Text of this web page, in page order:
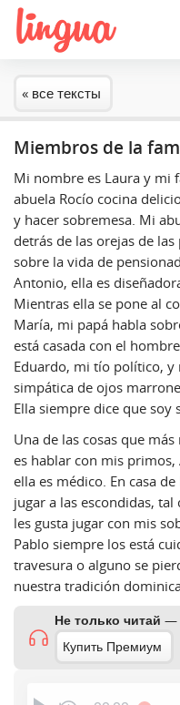
« все тексты
Miembros de la
Mi nombre es Laura y mi
abuela Rocío cocina
y hacer sobremesa. Mi
detrás de las orejas de
sobre la vida de
Antonio, ella es
Mientras ella se pone al
María, mi papá habla
está casada con el
Eduardo, mi tío político, y
simpática de ojos
Ella siempre dice que soy
Una de las cosas que
es hablar con mis
ella es médico. En casa
jugar a las escondidas,
les gusta jugar con mis
Pablo siempre los está
travesura o alguno se
nuestra tradición
Не только читай
Купить Премиум